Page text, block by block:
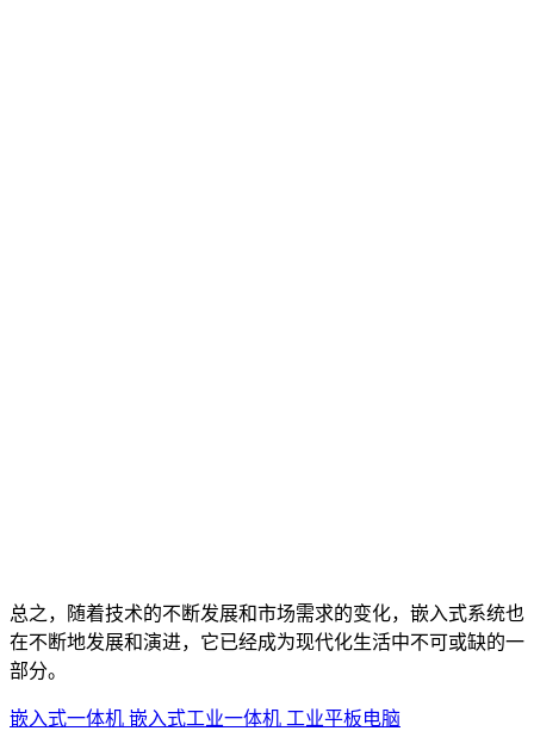
总之，随着技术的不断发展和市场需求的变化，嵌入式系统也
在不断地发展和演进，它已经成为现代化生活中不可或缺的一
部分。
嵌入式一体机 嵌入式工业一体机 工业平板电脑